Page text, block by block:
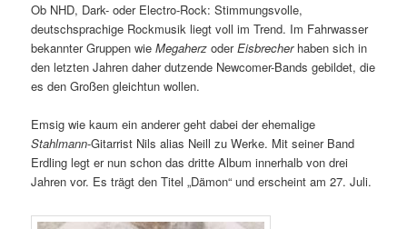
Ob NHD, Dark- oder Electro-Rock: Stimmungsvolle,
deutschsprachige Rockmusik liegt voll im Trend. Im Fahrwasser
bekannter Gruppen wieMegaherz oderEisbrecherhaben sich in
den letzten Jahren daher dutzende Newcomer-Bands gebildet, die
es den Großen gleichtun wollen.
Emsig wie kaum ein anderer geht dabei der ehemalige
Stahlmann-Gitarrist Nils alias Neill zu Werke. Mit seiner Band
Erdling legt er nun schon das dritte Album innerhalb von drei
Jahren vor. Es trägt den Titel „Dämon“ und erscheint am 27. Juli.